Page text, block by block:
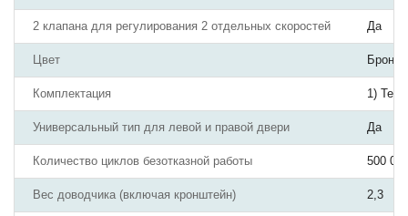
2 клапана для регулирования 2 отдельных скоростей Да
Цвет Бронза
Комплектация 1)
Универсальный тип для левой и правой двери Да
Количество циклов безотказной работы 500 000
Вес доводчика (включая кронштейн) 2,3